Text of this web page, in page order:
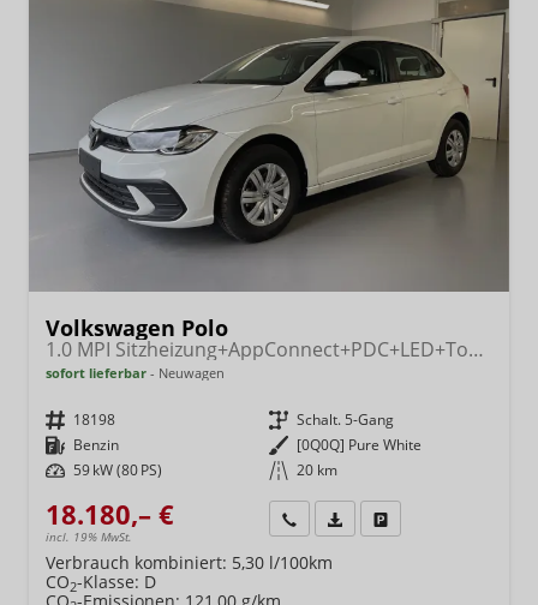
Volkswagen Polo
1.0 MPI Sitzheizung+AppConnect+PDC+LED+Touch+Lichtsensor+MultiLenkrad
sofort lieferbar Neuwagen
Fahrzeugnr. 18198 Getriebe Schalt. 5-Gang
Kraftstoff Benzin Außenfarbe [0Q0Q] Pure White
Leistung 59 kW (80 PS) Kilometerstand 20 km
18.180,– €
incl. 19% MwSt.
Wir rufen Sie anFahrzeugexposé (PDF)
Verbrauch kombiniert: 5,30 l/100km
CO2-Klasse: D